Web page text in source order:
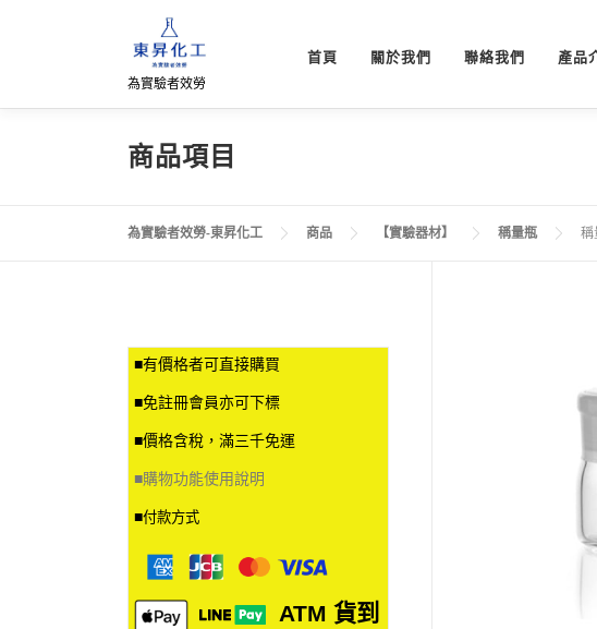
內
為實驗者效勞
首頁 關於我們 聯絡我們 產品
商品項目
為實驗者效勞-東昇化工 商品 【實驗器材】 稱量瓶 稱
■有價格者可直接購買
■免註冊會員亦可下標
■價格含稅，滿三千免運
■購物功能使用說明
■付款方式
ATM 貨到